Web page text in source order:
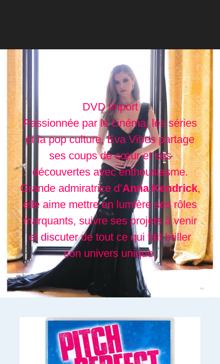
DVD import
Passionnée par le cinéma, les séries
et la pop culture, Eva Vibes partage
ses coups de cœur et ses
découvertes avec enthousiasme.
Grande admiratrice d’Anna Kendrick,
elle aime mettre en lumière ses rôles
marquants, suivre ses projets à venir
et discuter de tout ce qui fait briller
son univers unique.